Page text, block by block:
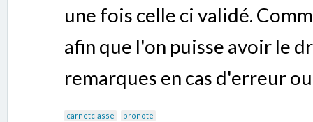
une fois celle ci validé.
afin que l'on puisse avoir le
remarques en cas d'erreur
carnetclasse pronote